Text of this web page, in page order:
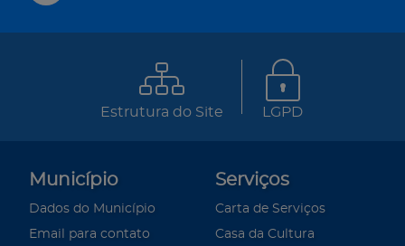
Estrutura do Site LGPD
Município
Dados do Município
Email para contato
Serviços
Carta de Serviços
Casa da Cultura